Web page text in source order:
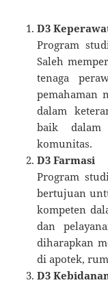
D3
Program
Saleh
tenaga
pemahaman
dalam
baik
komunitas.
D3 Farmasi
Program
bertujuan
kompeten
dan
diharapkan
di apotek,
D3